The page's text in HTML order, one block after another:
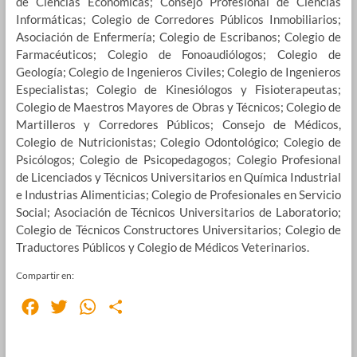
Informáticas; Colegio de Corredores Públicos Inmobiliarios;
Asociación de Enfermería; Colegio de Escribanos; Colegio de
Farmacéuticos; Colegio de Fonoaudiólogos; Colegio de
Geología; Colegio de Ingenieros Civiles; Colegio de Ingenieros
Especialistas; Colegio de Kinesiólogos y Fisioterapeutas;
Colegio de Maestros Mayores de Obras y Técnicos; Colegio de
Martilleros y Corredores Públicos; Consejo de Médicos,
Colegio de Nutricionistas; Colegio Odontológico; Colegio de
Psicólogos; Colegio de Psicopedagogos; Colegio Profesional
de Licenciados y Técnicos Universitarios en Química Industrial
e Industrias Alimenticias; Colegio de Profesionales en Servicio
Social; Asociación de Técnicos Universitarios de Laboratorio;
Colegio de Técnicos Constructores Universitarios; Colegio de
Traductores Públicos y Colegio de Médicos Veterinarios.
Compartir en:
W